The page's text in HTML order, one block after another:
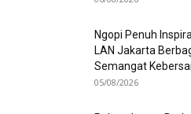
Ngopi Penuh
LAN Jakarta
Semangat
05/08/2026